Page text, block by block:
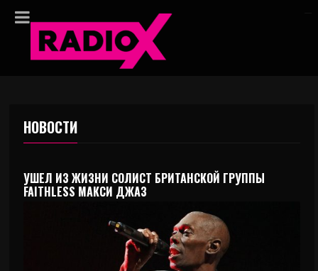
НОВОСТИ
УШЕЛ ИЗ ЖИЗНИ СОЛИСТ БРИТАНСКОЙ ГРУППЫ
FAITHLESS МАКСИ ДЖАЗ